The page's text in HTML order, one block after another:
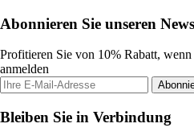
Abonnieren Sie unseren
Profitieren Sie von 10% Rabatt,
anmelden
Bleiben Sie in Verbindung